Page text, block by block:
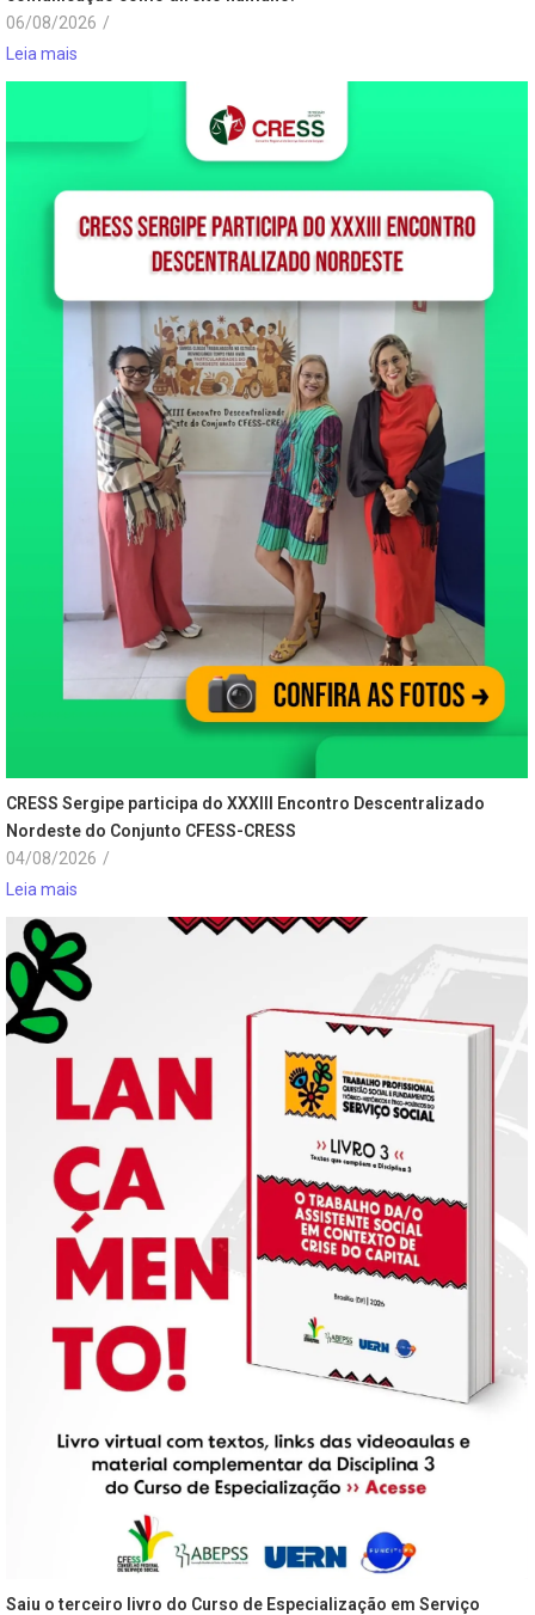
06/08/2026 /
Leia mais
CRESS Sergipe participa do XXXIII Encontro Descentralizado
Nordeste do Conjunto CFESS-CRESS
04/08/2026 /
Leia mais
Saiu o terceiro livro do Curso de Especialização em Serviço